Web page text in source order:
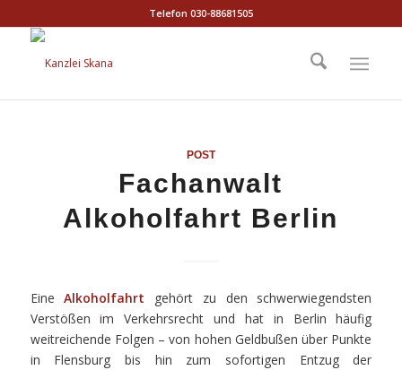
Telefon 030-88681505
POST
Fachanwalt
Alkoholfahrt Berlin
EineAlkoholfahrt gehört zu den schwerwiegendsten
Verstößen im Verkehrsrecht und hat in Berlin häufig
weitreichende Folgen – von hohen Geldbußen über Punkte
in Flensburg bis hin zum sofortigen Entzug der